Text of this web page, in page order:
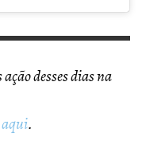
desses dias na
aqui.